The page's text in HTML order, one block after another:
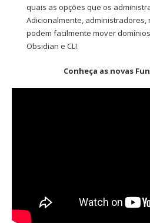
quais as opções que os
Adicionalmente,
podem facilmente mover
Obsidian e CLI.
Conheça as novas